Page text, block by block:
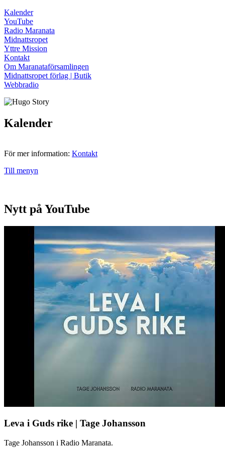
Kalender
YouTube
Radio Maranata
Midnattsropet
Yttre Mission
Kontakt
Om Maranataförsamlingen
Midnattsropet förlag | Butik
Webbradio
Kalender
För mer information: Kontakt
Till menyn
Nytt på YouTube
Leva i Guds rike | Tage Johansson
Tage Johansson i Radio Maranata.